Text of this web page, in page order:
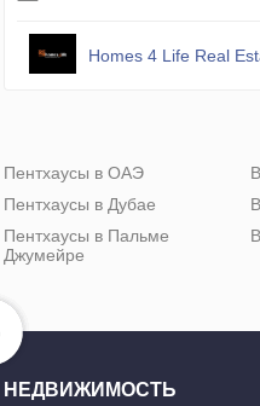
Homes 4 Life Real
Пентхаусы в ОАЭ
Пентхаусы в Дубае
Пентхаусы в Пальме
Джумейре
НЕДВИЖИМОСТЬ